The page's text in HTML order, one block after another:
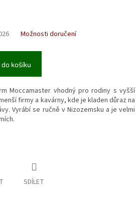
Možnosti doručení
košíku
Moccamaster vhodný pro rodiny s vyšší
firmy a kavárny, kde je kladen důraz na
Vyrábí se ručně v Nizozemsku a je velmi
SDÍLET